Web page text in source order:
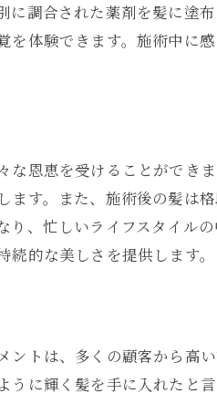
に調合された薬剤を髪に塗
体験できます。施術中に
恩恵を受けることができ
ます。また、施術後の髪は
、忙しいライフスタイル
的な美しさを提供します。
ントは、多くの顧客から高
に輝く髪を手に入れたと